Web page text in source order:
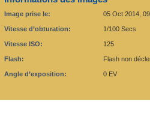
Image prise le: 05 Oct 2014,
Vitesse d’obturation: 1/100 Secs
Vitesse ISO: 125
Flash: Flash non
Angle d’exposition: 0 EV